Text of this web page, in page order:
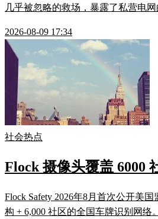
几乎被忽略的救场，暴露了私营电网
2026-08-09 17:34
社会热点
Flock 摄像头覆盖 6000
Flock Safety 2026年8月首次公开美
构 + 6,000 社区的全国车牌识别网络